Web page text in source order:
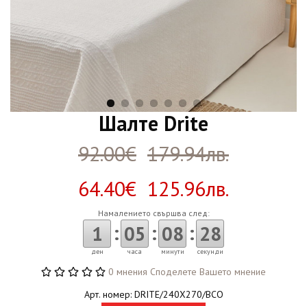
Шалте Drite
92.00€ 179.94лв.
64.40€ 125.96лв.
Намалението свършва след:
1
ден
: 05
часа
: 08
минути
: 28
секунди
0 мнения Споделете Вашето мнение
Арт. номер: DRITE/240X270/BCO